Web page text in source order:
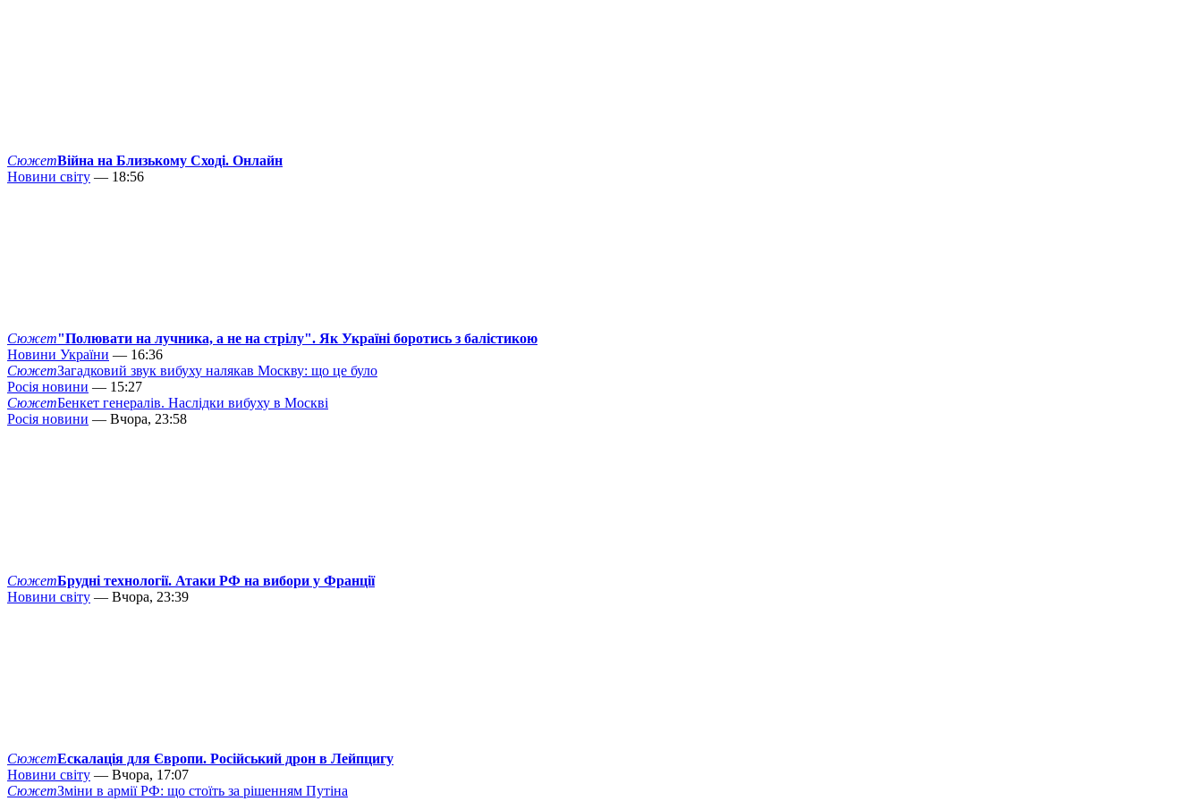
СюжетВійна на Близькому Сході. Онлайн
Новини світу — 18:56
Сюжет"Полювати на лучника, а не на стрілу". Як Україні боротись з балістикою
Новини України — 16:36
СюжетЗагадковий звук вибуху налякав Москву: що це було
Росія новини — 15:27
СюжетБенкет генералів. Наслідки вибуху в Москві
Росія новини — Вчора, 23:58
СюжетБрудні технології. Атаки РФ на вибори у Франції
Новини світу — Вчора, 23:39
СюжетЕскалація для Європи. Російський дрон в Лейпцигу
Новини світу — Вчора, 17:07
СюжетЗміни в армії РФ: що стоїть за рішенням Путіна